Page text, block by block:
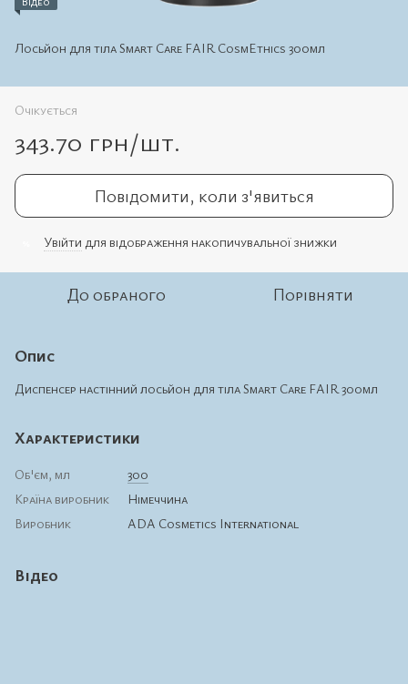
Лосьйон для тіла Smart Care FAIR CosmEthics 300мл
Очікується
343.70 грн/шт.
Повідомити, коли з'явиться
Увійти для відображення накопичувальної знижки
До обраного Порівняти
Опис
Диспенсер настінний лосьйон для тіла Smart Care FAIR 300мл
Характеристики
Об'єм, мл
300
Країна виробник
Німеччина
Виробник
ADA Cosmetics International
Відео